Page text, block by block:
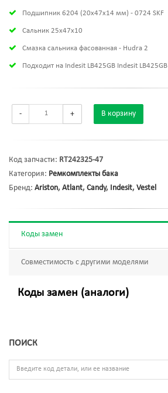
Подшипник 6204 (20х47х14 мм) - 0724 SKF
Сальник 25x47x10
Смазка сальника фасованная - Hudra 2
Подходит на Indesit LB425GB Indesit LB425GB
- + В корзину
Код запчасти: RT242325-47
Категория: Ремкомплекты бака
Бренд: Ariston, Atlant, Candy, Indesit, Vestel
Коды замен
Совместимость с другими моделями
Коды замен (аналоги)
ПОИСК